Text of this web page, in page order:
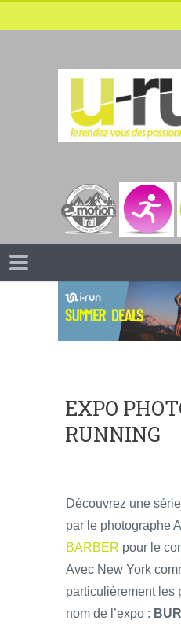
EXPO
RUNNING
Découvrez une
par le photographe
BARBER pour le
Avec New York
particulièrement les
nom de l’expo :